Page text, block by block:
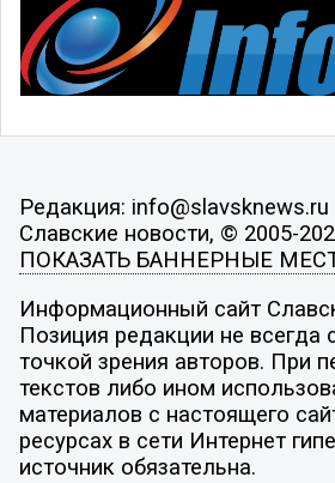
Редакция: info@slavsknews.ru
Славские новости, © 2005-
ПОКАЗАТЬ БАННЕРНЫЕ
Информационный сайт
Позиция редакции не всегда
точкой зрения авторов. При
текстов либо ином
материалов с настоящего
ресурсах в сети Интернет
источник обязательна.